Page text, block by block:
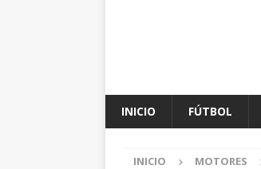
INICIO FÚTBOL
INICIO MOTORES